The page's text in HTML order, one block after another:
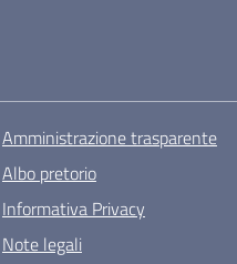
Amministrazione trasparente
Albo pretorio
Informativa Privacy
Note legali